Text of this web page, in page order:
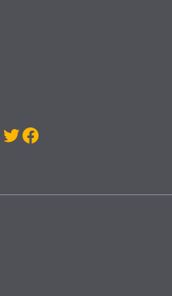
Twitter
Facebook